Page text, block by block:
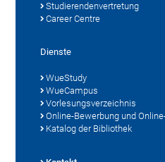
Studierendenvertretung
Career Centre
Dienste
WueStudy
WueCampus
Vorlesungsverzeichnis
Online-Bewerbung und
Katalog der Bibliothek